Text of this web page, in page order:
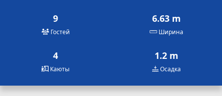
9
Гостей
6.63 m
Ширина
4
Каюты
1.2 m
Осадка